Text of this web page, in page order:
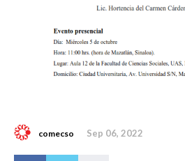
comecso Sep 06, 2022